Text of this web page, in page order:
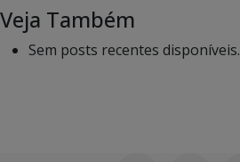
Veja Também
Sem posts recentes disponíveis.